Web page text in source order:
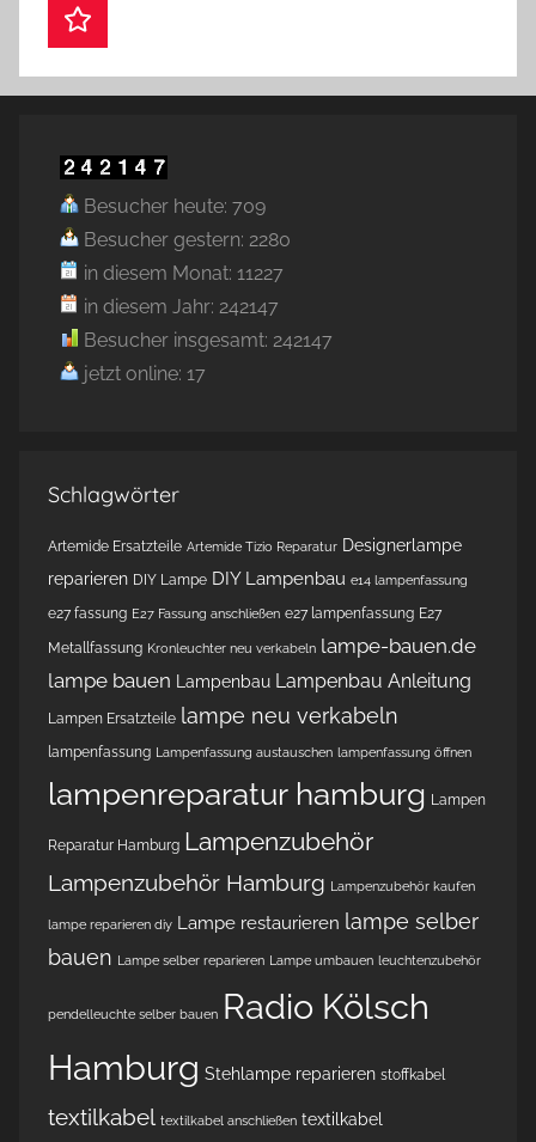
Webshop
Besucher heute: 709
Besucher gestern: 2280
in diesem Monat: 11227
in diesem Jahr: 242147
Besucher insgesamt: 242147
jetzt online: 17
Schlagwörter
Artemide Ersatzteile Artemide Tizio Reparatur Designerlampe
reparieren DIY Lampe DIY Lampenbau e14 lampenfassung
e27 fassung E27 Fassung anschließen e27 lampenfassung E27
Metallfassung Kronleuchter neu verkabeln lampe-bauen.de
lampe bauen
Lampenbau Lampenbau Anleitung
Lampen Ersatzteile lampe neu verkabeln
lampenfassung Lampenfassung austauschen lampenfassung öffnen
lampenreparatur hamburg Lampen
Reparatur Hamburg Lampenzubehör
Lampenzubehör Hamburg Lampenzubehör kaufen
lampe reparieren diy Lampe restaurieren lampe selber
bauen Lampe selber reparieren Lampe umbauen leuchtenzubehör
pendelleuchte selber bauen Radio Kölsch
Hamburg Stehlampe reparieren stoffkabel
textilkabel textilkabel anschließen textilkabel